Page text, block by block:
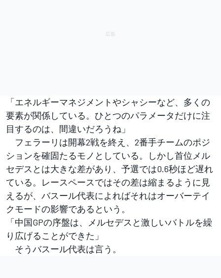
「エネルギーマネジメントやシャシーなど、多くの
要素が関係している。ひとつのパラメータだけに注
目するのは、間違いだろうね」
フェラーリは開幕2戦を終え、2番手チームのポジ
ションを確固たるモノとしている。しかし首位メル
セデスとは大きな差があり、予選では0.6秒ほど遅れ
ている。レースペースではその差は縮まるように見
えるが、バスール代表によればそれはオーバーテイ
クモードの影響であるという。
「中国GPの序盤は、メルセデスと激しいバトルを繰
り広げることができた」
そうバスール代表は言う。